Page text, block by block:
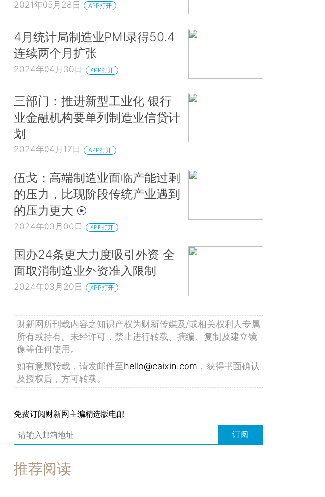
2021年05月28日 APP打开
4月统计局制造业PMI录得50.4
连续两个月扩张
2024年04月30日 APP打开
三部门：推进新型工业化 银行
业金融机构要单列制造业信贷计
划
2024年04月17日 APP打开
伍戈：高端制造业面临产能过剩
的压力，比现阶段传统产业遇到
的压力更大
2024年03月06日 APP打开
国办24条更大力度吸引外资 全
面取消制造业外资准入限制
2024年03月20日 APP打开
财新网所刊载内容之知识产权为财新传媒及/或相关权利人专属
所有或持有。未经许可，禁止进行转载、摘编、复制及建立镜
像等任何使用。
如有意愿转载，请发邮件至hello@caixin.com ，获得书面确认
及授权后，方可转载。
免费订阅财新网主编精选版电邮
订阅
推荐阅读